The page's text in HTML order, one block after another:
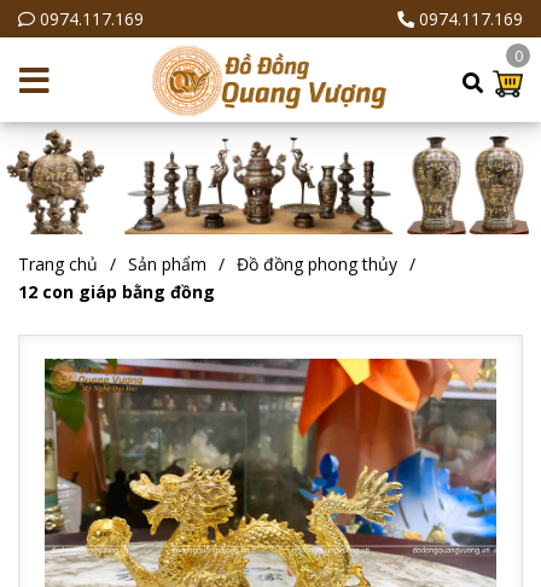
0974.117.169 0974.117.169
0
Trang chủ Sản phẩm
Đồ đồng phong thủy
12 con giáp bằng đồng